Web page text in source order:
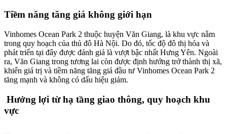
Tiềm năng tăng giá không giới hạn
Vinhomes Ocean Park 2 thuộc huyện Văn Giang, là khu vực nằm
trong quy hoạch của thủ đô Hà Nội. Do đó, tốc độ đô thị hóa và
phát triển tại đây được đánh giá là vượt bậc nhất Hưng Yên. Ngoài
ra, Văn Giang trong tương lai còn được định hướng trở thành thị xã,
khiến giá trị và tiềm năng tăng giá đầu tư Vinhomes Ocean Park 2
tăng mạnh và không có dấu hiệu giảm.
Hưởng lợi từ hạ tầng giao thông, quy hoạch khu
vực